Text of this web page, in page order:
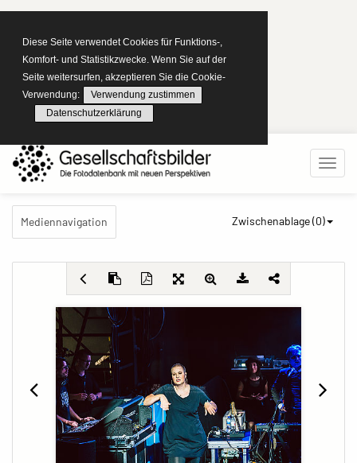
Diese Seite verwendet Cookies für Funktions-,
Komfort- und Statistikzwecke. Wenn Sie auf der
Seite weitersurfen, akzeptieren Sie die Cookie-
Verwendung:
Verwendung zustimmen
Datenschutzerklärung
Mediennavigation Zwischenablage (0)